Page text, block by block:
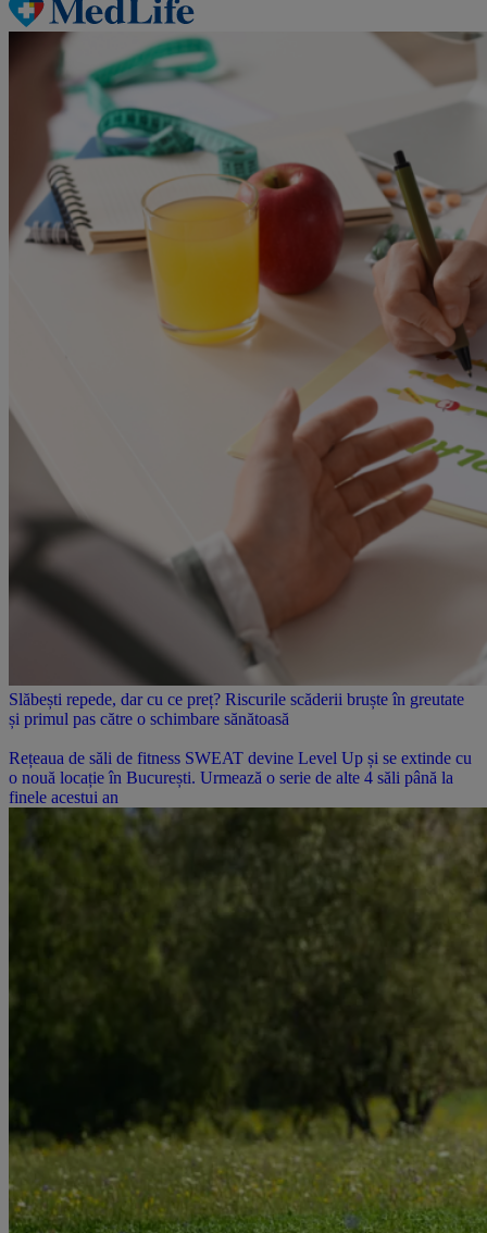
Slăbești repede, dar cu ce preț? Riscurile scăderii bruște în greutate
și primul pas către o schimbare sănătoasă
Rețeaua de săli de fitness SWEAT devine Level Up și se extinde cu
o nouă locație în București. Urmează o serie de alte 4 săli până la
finele acestui an